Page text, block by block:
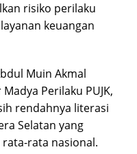
risiko perilaku
keuangan
Muin Akmal
Perilaku PUJK,
rendahnya literasi
Selatan yang
rata nasional.